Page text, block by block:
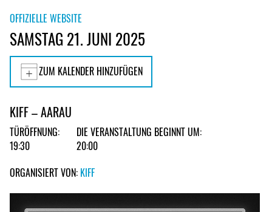
OFFIZIELLE WEBSITE
SAMSTAG 21. JUNI 2025
ZUM KALENDER HINZUFÜGEN
KIFF – AARAU
TÜRÖFFNUNG:
19:30
DIE VERANSTALTUNG BEGINNT UM:
20:00
ORGANISIERT VON: KIFF